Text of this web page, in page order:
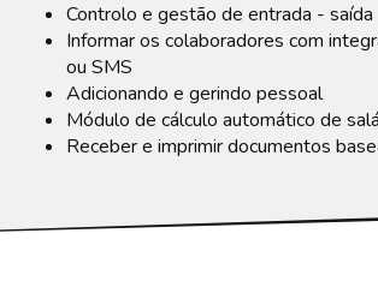
Controlo e gestão de entrada - saída
Informar os colaboradores com
ou SMS
Adicionando e gerindo pessoal
Módulo de cálculo automático de
Receber e imprimir documentos